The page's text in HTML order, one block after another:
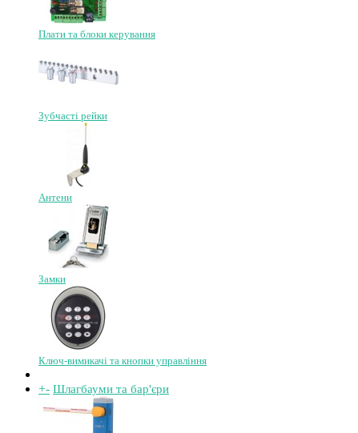
Плати та блоки керування
Зубчасті рейки
Антени
Замки
Ключ-вимикачі та кнопки управління
+- Шлагбауми та бар'єри